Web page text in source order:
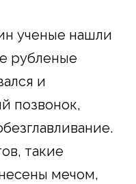
ученые нашли
рубленые
и
позвонок,
такие
мечом,